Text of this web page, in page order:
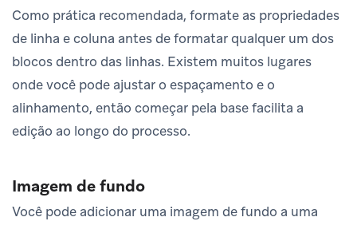
Como prática recomendada, formate as propriedades
de linha e coluna antes de formatar qualquer um dos
blocos dentro das linhas. Existem muitos lugares
onde você pode ajustar o espaçamento e o
alinhamento, então começar pela base facilita a
edição ao longo do processo.
Imagem de fundo
Você pode adicionar uma imagem de fundo a uma